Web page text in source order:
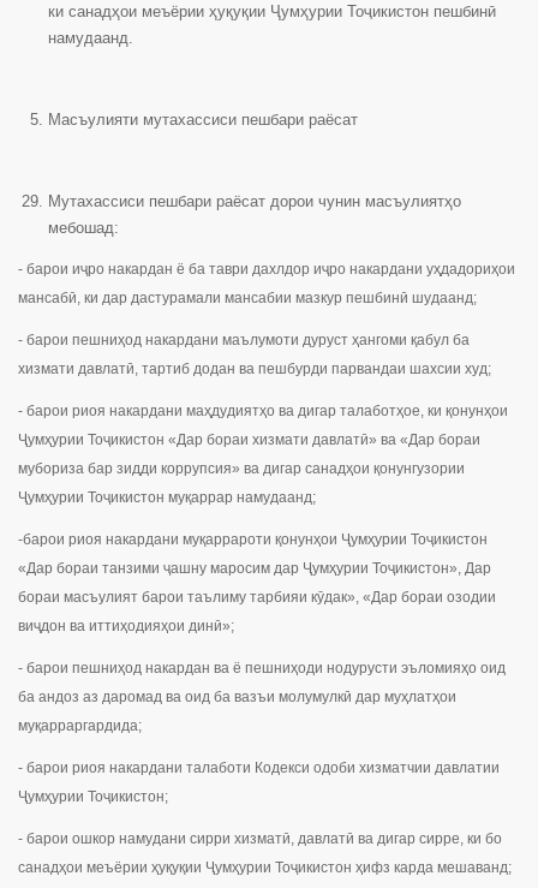
ки санадҳои меъёрии ҳуқуқии Ҷумҳурии Тоҷикистон пешбинӣ
намудаанд.
Масъулияти мутахассиси пешбари раёсат
Мутахассиси пешбари раёсат дорои чунин масъулиятҳо
мебошад:
- барои иҷро накардан ё ба таври дахлдор иҷро накардани уҳдадориҳои
мансабӣ, ки дар дастурамали мансабии мазкур пешбинӣ шудаанд;
- барои пешниҳод накардани маълумоти дуруст ҳангоми қабул ба
хизмати давлатӣ, тартиб додан ва пешбурди парвандаи шахсии худ;
- барои риоя накардани маҳдудиятҳо ва дигар талаботҳое, ки қонунҳои
Ҷумҳурии Тоҷикистон «Дар бораи хизмати давлатӣ» ва «Дар бораи
мубориза бар зидди коррупсия» ва дигар санадҳои қонунгузории
Ҷумҳурии Тоҷикистон муқаррар намудаанд;
-барои риоя накардани муқаррароти қонунҳои Ҷумҳурии Тоҷикистон
«Дар бораи танзими ҷашну маросим дар Ҷумҳурии Тоҷикистон», Дар
бораи масъулият барои таълиму тарбияи кӯдак», «Дар бораи озодии
виҷдон ва иттиҳодияҳои динӣ»;
- барои пешниҳод накардан ва ё пешниҳоди нодурусти эъломияҳо оид
ба андоз аз даромад ва оид ба вазъи молумулкӣ дар муҳлатҳои
муқарраргардида;
- барои риоя накардани талаботи Кодекси одоби хизматчии давлатии
Ҷумҳурии Тоҷикистон;
- барои ошкор намудани сирри хизматӣ, давлатӣ ва дигар сирре, ки бо
санадҳои меъёрии ҳуқуқии Ҷумҳурии Тоҷикистон ҳифз карда мешаванд;